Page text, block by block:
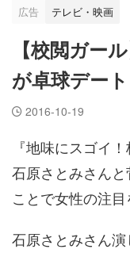
広告
テレビ・映画
【校閲ガー
が卓球デー
2016-10-19
『地味にスゴイ
石原さとみさん
ことで女性の注目
石原さとみさん